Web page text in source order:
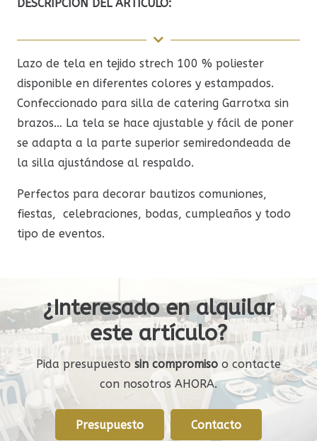
DESCRIPCIÓN DEL ARTÍCULO:
Lazo de tela en tejido strech 100 % poliester
disponible en diferentes colores y estampados.
Confeccionado para silla de catering Garrotxa sin
brazos… La tela se hace ajustable y fácil de poner
se adapta a la parte superior semiredondeada de
la silla ajustándose al respaldo.
Perfectos para decorar bautizos comuniones,
fiestas, celebraciones, bodas, cumpleaños y todo
tipo de eventos.
¿Interesado en alquilar
este artículo?
Pida presupuesto sin compromiso o contacte
con nosotros AHORA.
Presupuesto Contacto